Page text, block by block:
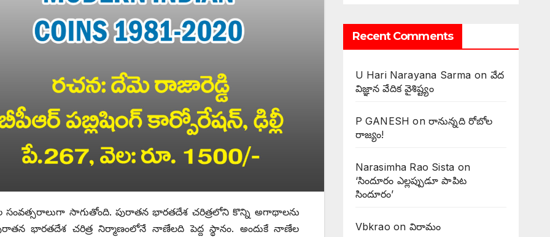
సాగుతోంది. పురాతన భారతదేశ చరిత్రలోని కొన్ని అగాథాలను
భారతదేశ చరిత్ర నిర్మాణంలోనే నాణేలది పెద్ద స్థానం. అందుకే నాణేల
Recent Comments
U Hari Narayana Sarma on వేద
విజ్ఞాన వేదిక వైశిష్ట్యం
P GANESH on ‌రానున్నది రోబోల
రాజ్యం!
Narasimha Rao Sista on
‘సిందూరం ఎల్లప్పుడూ పాపిట
సిందూరం’
Vbkrao on విరామం